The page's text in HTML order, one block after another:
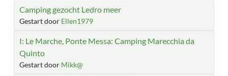
Camping gezocht Ledro meer
Gestart door Ellen1979
I: Le Marche, Ponte Messa: Camping Marecchia da
Quinto
Gestart door Mikk@